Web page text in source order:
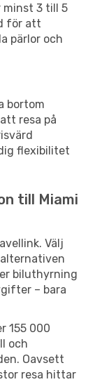
minst 3 till 5
för att
pärlor och
bortom
resa på
flexibilitet
till Miami
Välj
biluthyrning
– bara
155 000
och
Oavsett
resa hittar